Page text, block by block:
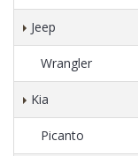
Jeep
Wrangler
Kia
Picanto